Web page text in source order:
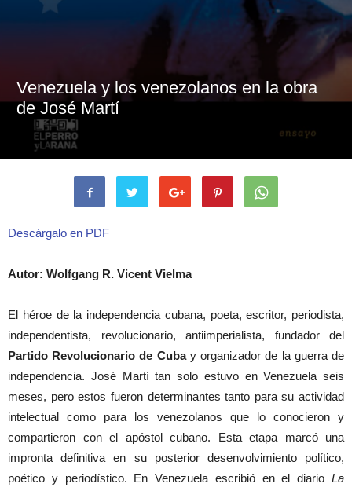
Venezuela y los venezolanos en la obra
de José Martí
Descárgalo en PDF
Autor: Wolfgang R. Vicent Vielma
El héroe de la independencia cubana, poeta, escritor, periodista,
independentista, revolucionario, antiimperialista, fundador del
Partido Revolucionario de Cubay organizador de la guerra de
independencia. José Martí tan solo estuvo en Venezuela seis
meses, pero estos fueron determinantes tanto para su actividad
intelectual como para los venezolanos que lo conocieron y
compartieron con el apóstol cubano. Esta etapa marcó una
impronta definitiva en su posterior desenvolvimiento político,
poético y periodístico. En Venezuela escribió en el diario La